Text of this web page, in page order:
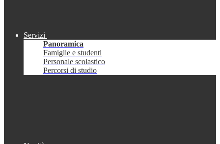
Servizi
Panoramica
Famiglie e studenti
Personale scolastico
Percorsi di studio